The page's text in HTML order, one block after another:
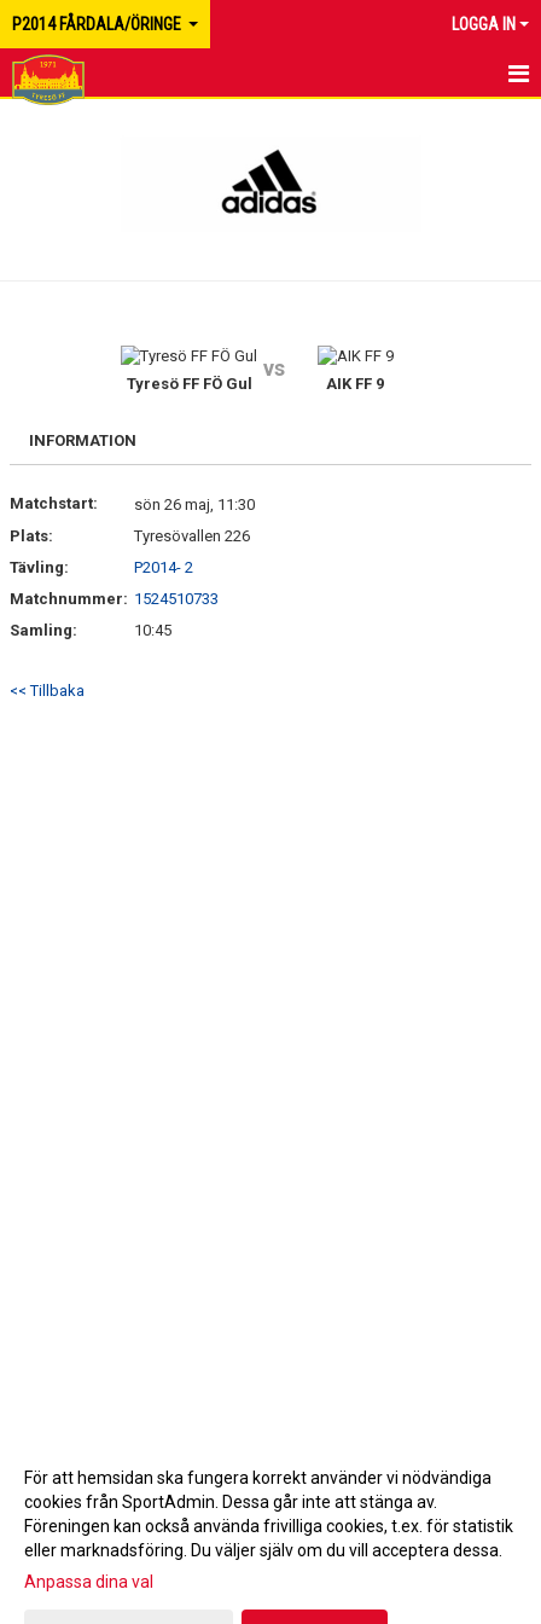
P2014 FÅRDALA/ÖRINGE LOGGA IN
DOKUMENT
Tyresö FF FÖ Gul
vs
AIK FF 9
INFORMATION
Matchstart:
sön 26 maj, 11:30
Plats:
Tyresövallen 226
Tävling:
P2014- 2
Matchnummer: 1524510733
Samling:
10:45
<< Tillbaka
Gå till Webbversion
För att hemsidan ska fungera korrekt använder vi nödvändiga
cookies från SportAdmin. Dessa går inte att stänga av.
Föreningen kan också använda frivilliga cookies, t.ex. för statistik
eller marknadsföring. Du väljer själv om du vill acceptera dessa.
Anpassa dina val